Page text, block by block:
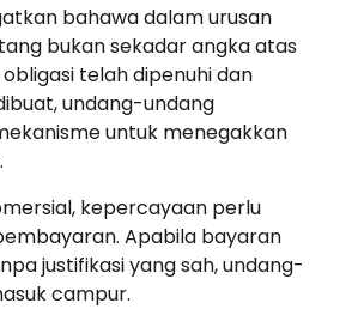
bahawa dalam urusan
bukan sekadar angka atas
telah dipenuhi dan
undang-undang
untuk menegakkan
kepercayaan perlu
Apabila bayaran
justifikasi yang sah, undang-
campur.